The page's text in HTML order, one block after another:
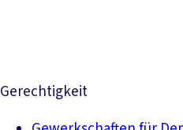
Gerechtigkeit